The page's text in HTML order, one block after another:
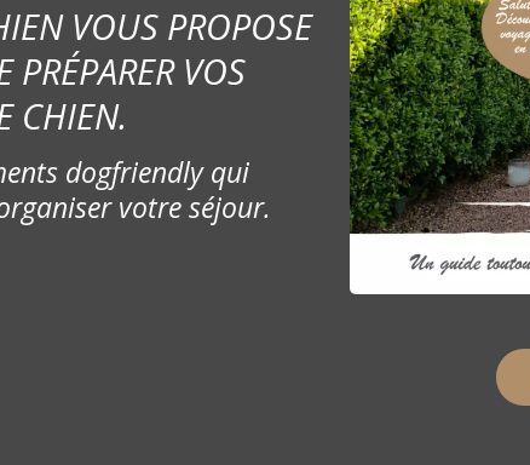
VOUS PROPOSE
VOS
CHIEN.
dogfriendly qui
votre séjour.